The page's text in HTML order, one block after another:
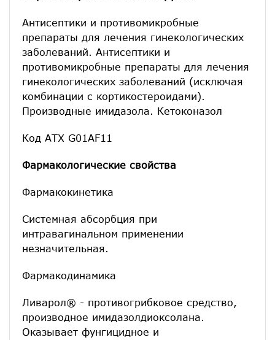
Антисептики и противомикробные
препараты для лечения гинекологических
заболеваний. Антисептики и
противомикробные препараты для лечения
гинекологических заболеваний (исключая
комбинации с кортикостероидами).
Производные имидазола. Кетоконазол
Код АТХ G01AF11
Фармакологические свойства
Фармакокинетика
Системная абсорбция при
интравагинальном применении
незначительная.
Фармакодинамика
Ливарол® - противогрибковое средство,
производное имидазолдиоксолана.
Оказывает фунгицидное и